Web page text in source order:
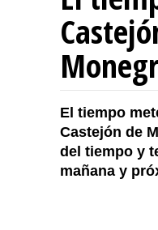
El tiempo
Castejón de
del tiempo y
mañana y